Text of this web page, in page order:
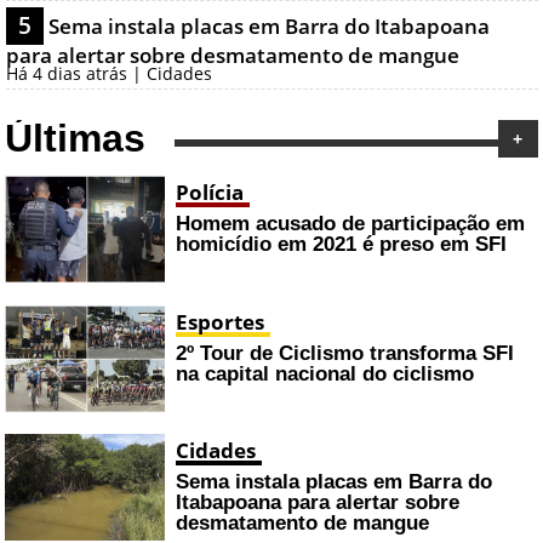
5
Sema instala placas em Barra do Itabapoana
para alertar sobre desmatamento de mangue
Há 4 dias atrás | Cidades
Últimas +
Polícia
Homem acusado de participação em
homicídio em 2021 é preso em SFI
Esportes
2º Tour de Ciclismo transforma SFI
na capital nacional do ciclismo
Cidades
Sema instala placas em Barra do
Itabapoana para alertar sobre
desmatamento de mangue